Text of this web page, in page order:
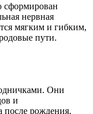
сформирован
нервная
мягким и гибким,
пути.
Они
и
после рождения.